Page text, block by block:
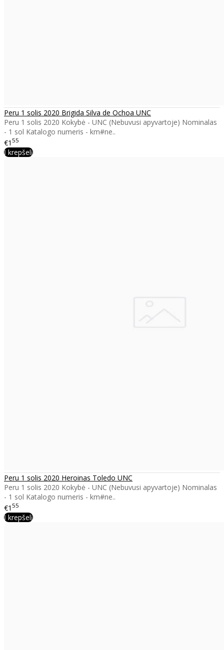
Peru 1 solis 2020 Brigida Silva de Ochoa UNC
Peru 1 solis 2020 Kokybė - UNC (Nebuvusi apyvartoje) Nominalas
- 1 sol Katalogo numeris - km#ne..
€1 55
Į krepšelį
Peru 1 solis 2020 Heroinas Toledo UNC
Peru 1 solis 2020 Kokybė - UNC (Nebuvusi apyvartoje) Nominalas
- 1 sol Katalogo numeris - km#ne..
€1 55
Į krepšelį